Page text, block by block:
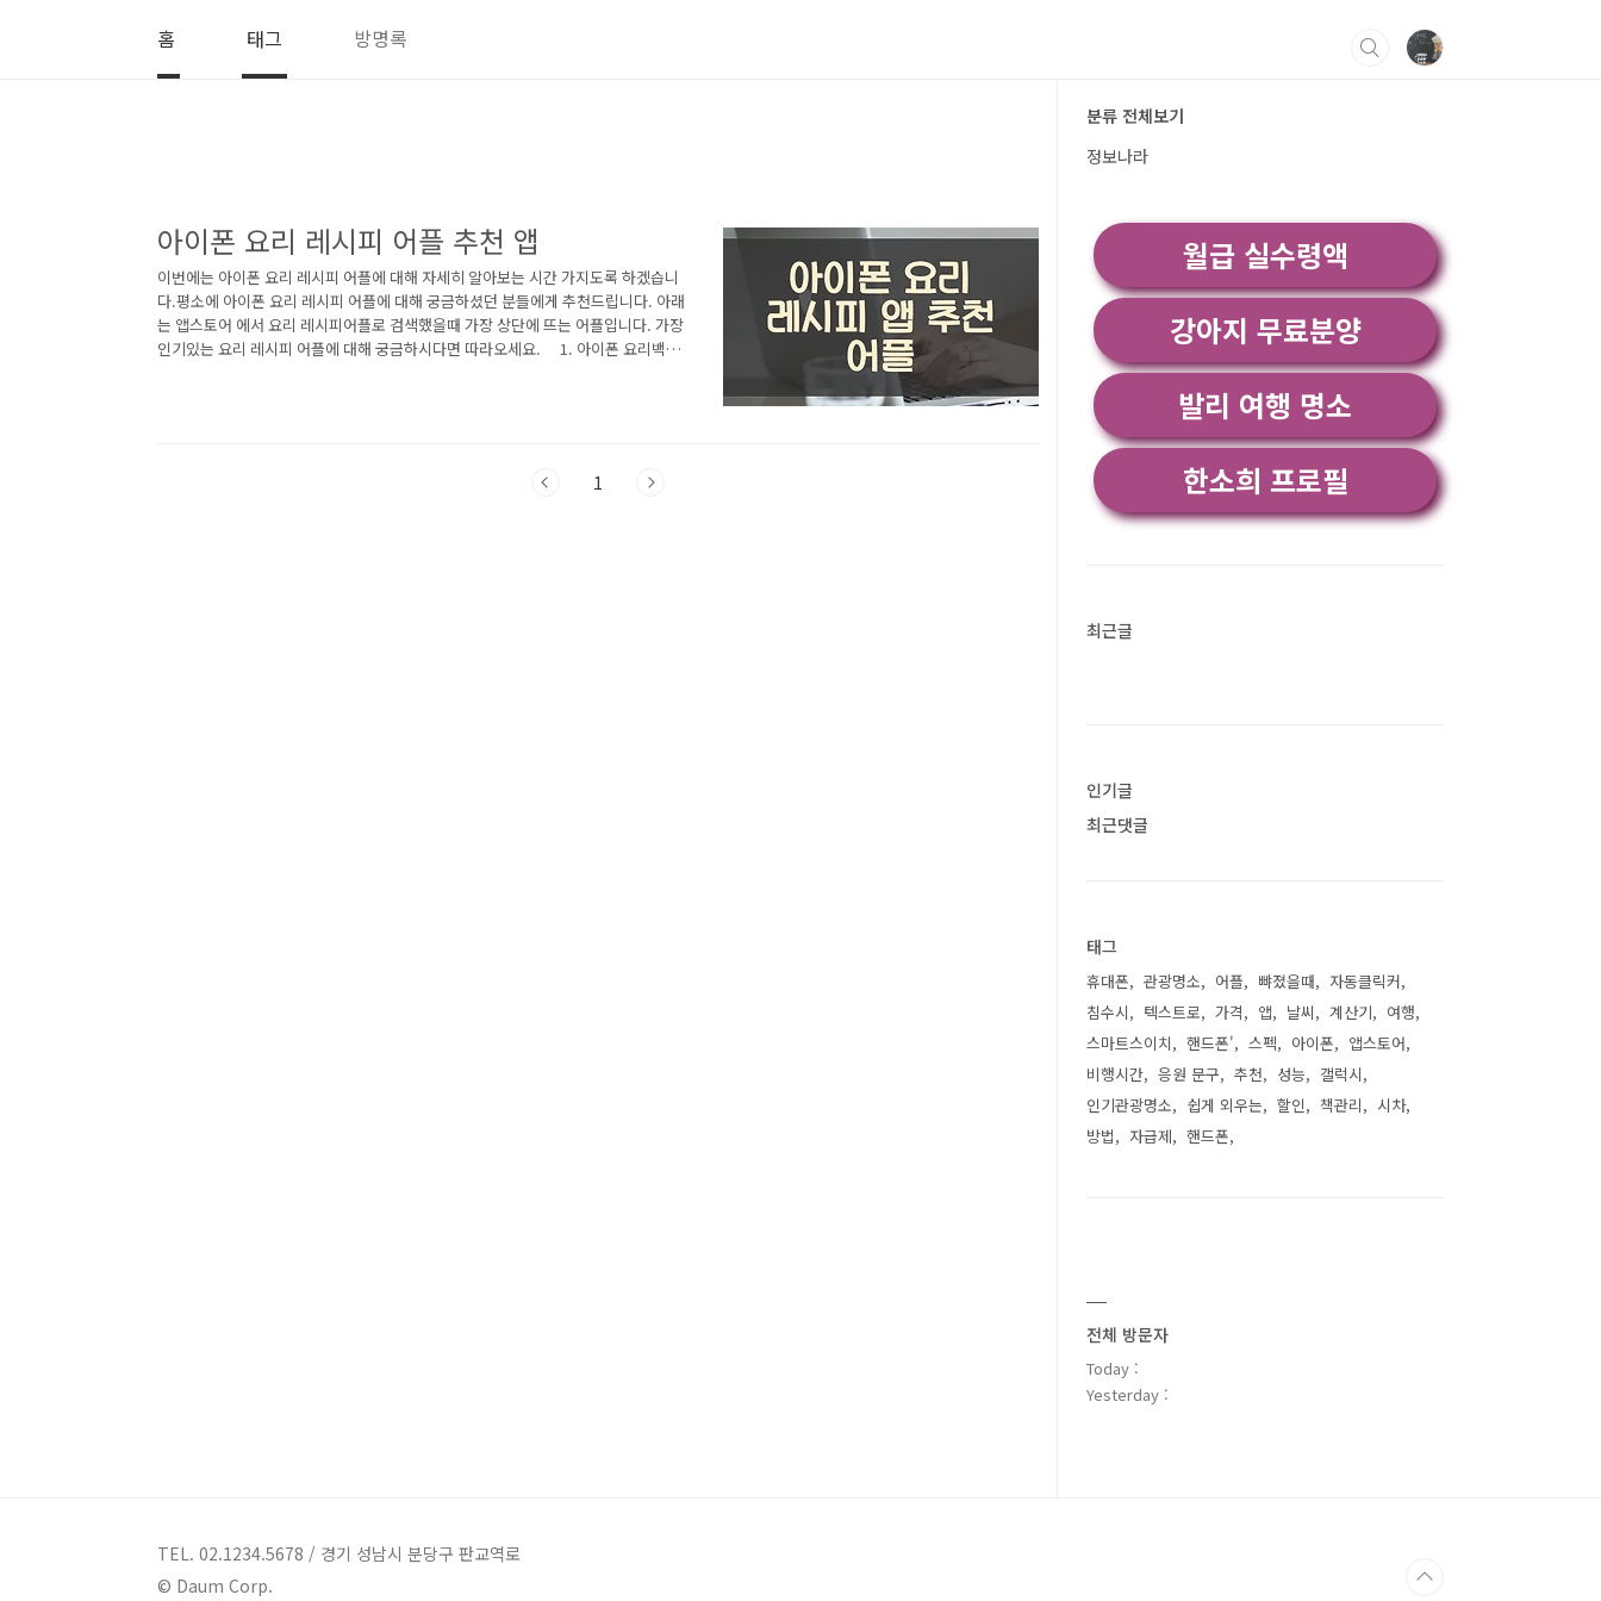
홈 태그 방명록
아이폰 요리 레시피 어플 추천 앱
이번에는 아이폰 요리 레시피 어플에 대해 자세히 알아보는 시간 가지도록 하겠습니
다.평소에 아이폰 요리 레시피 어플에 대해 궁금하셨던 분들에게 추천드립니다. 아래
는 앱스토어 에서 요리 레시피어플로 검색했을때 가장 상단에 뜨는 어플입니다. 가장
인기있는 요리 레시피 어플에 대해 궁금하시다면 따라오세요. 1. 아이폰 요리백과
1
분류 전체보기
정보나라
월급 실수령액
강아지 무료분양
발리 여행 명소
한소희 프로필
최근글
인기글
최근댓글
태그
휴대폰 관광명소 어플 뺘졌을때
자동클릭커
침수시
텍스트로 가격 앱 날씨 계산기
여행
스마트스이치
핸드폰' 스펙 아이폰
앱스토어
비행시간
응원 문구 추천 성능
갤럭시
인기관광명소
쉽게 외우는 할인 책관리
시차
방법
자급제 핸드폰
전체 방문자
Today :
Yesterday :
TEL. 02.1234.5678 / 경기 성남시 분당구 판교역로
© Daum Corp.